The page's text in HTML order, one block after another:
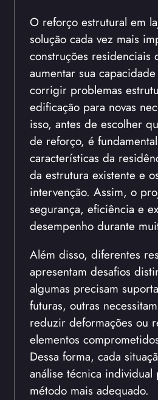
O reforço estrutural em
solução cada vez mais
construções residenciais
aumentar sua
corrigir problemas
edificação para novas
isso, antes de escolher
de reforço, é
características da
da estrutura existente e
intervenção. Assim, o
segurança, eficiência e
desempenho durante
Além disso, diferentes
apresentam desafios
algumas precisam
futuras, outras
reduzir deformações ou
elementos
Dessa forma, cada
análise técnica
método mais adequado.